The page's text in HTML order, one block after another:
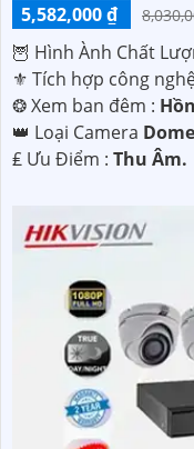
5,582,000 ₫
🦉 Hình Ành Chất
⚜️ Tích hợp công
❂ Xem ban đêm :
👑 Loại Camera
️₤ Ưu Điểm : Thu Âm.